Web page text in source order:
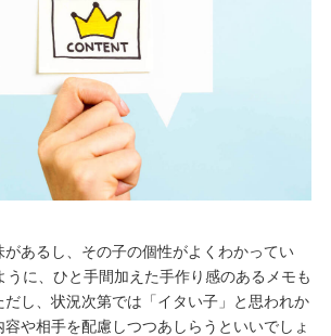
があるし、その子の個性がよくわかってい
うに、ひと手間加えた手作り感のあるメモも
し、状況次第では「イタい子」と思われか
や相手を配慮しつつあしらうといいでしょ